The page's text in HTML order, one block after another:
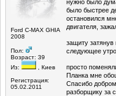
Ford C-MAX GHIA
2008
Пол:
Возраст: 39
Из:
, Киев
Регистрация:
05.02.2011
нужно было
было быстрее
остановился
двигателя,
защиту затянув
следующее
просто
Планка мне
Спасибо
разборщику за